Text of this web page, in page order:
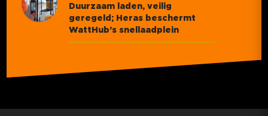
Duurzaam laden, veilig
geregeld; Heras beschermt
WattHub’s snellaadplein